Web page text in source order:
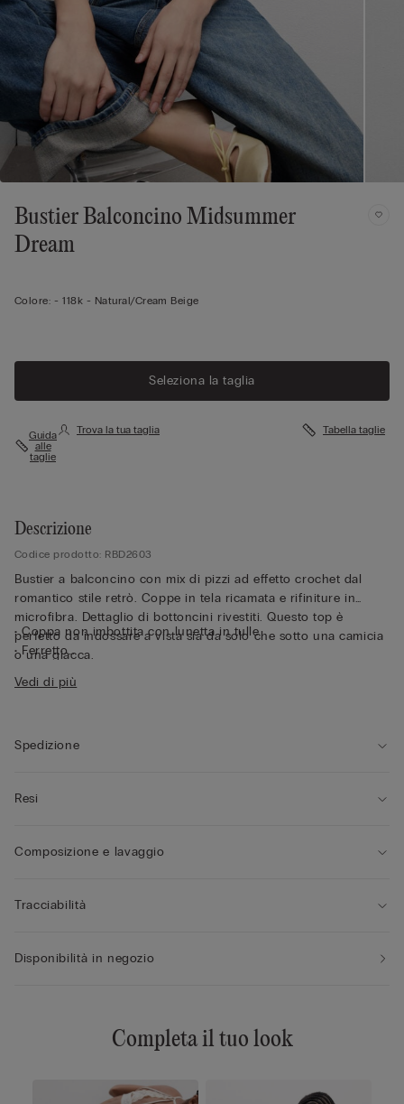
Bustier Balconcino Midsummer
Dream
Colore: -118k - Natural/cream Beige
Seleziona la taglia
Guida
alle
taglie
Trova la tua taglia Tabella taglie
Descrizione
Codice prodotto: RBD2603
Bustier a balconcino con mix di pizzi ad effetto crochet dal
romantico stile retrò. Coppe in tela ricamata e rifiniture in
microfibra. Dettaglio di bottoncini rivestiti. Questo top è
perfetto da indossare a vista sia da solo che sotto una camicia
o una giacca.
• Coppa non imbottita con lunetta in tulle
• Ferretto
• Interamente doppiato in tulle
• Valorizza il decolletè arrotondando le forme
Vedi di più
Spedizione
Resi
Composizione e lavaggio
Tracciabilità
Disponibilità in negozio
Completa il tuo look